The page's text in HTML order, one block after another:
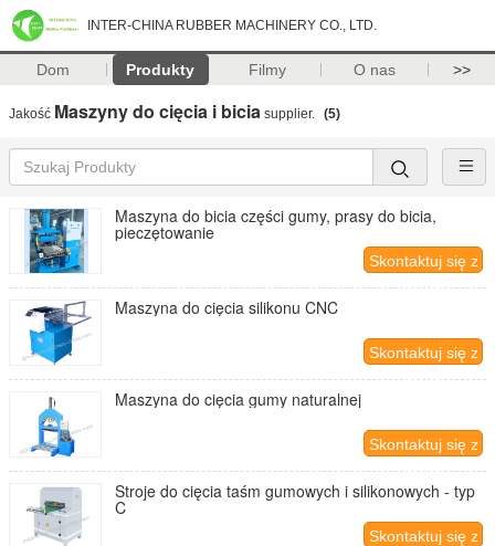
INTER-CHINA RUBBER MACHINERY CO., LTD.
Dom Produkty Filmy O nas >>
Jakość Maszyny do cięcia i bicia supplier. (5)
Maszyna do bicia części gumy, prasy do bicia,
pieczętowanie
Skontaktuj się z
nami
Maszyna do cięcia silikonu CNC
Skontaktuj się z
nami
Maszyna do cięcia gumy naturalnej
Skontaktuj się z
nami
Stroje do cięcia taśm gumowych i silikonowych - typ
C
Skontaktuj się z